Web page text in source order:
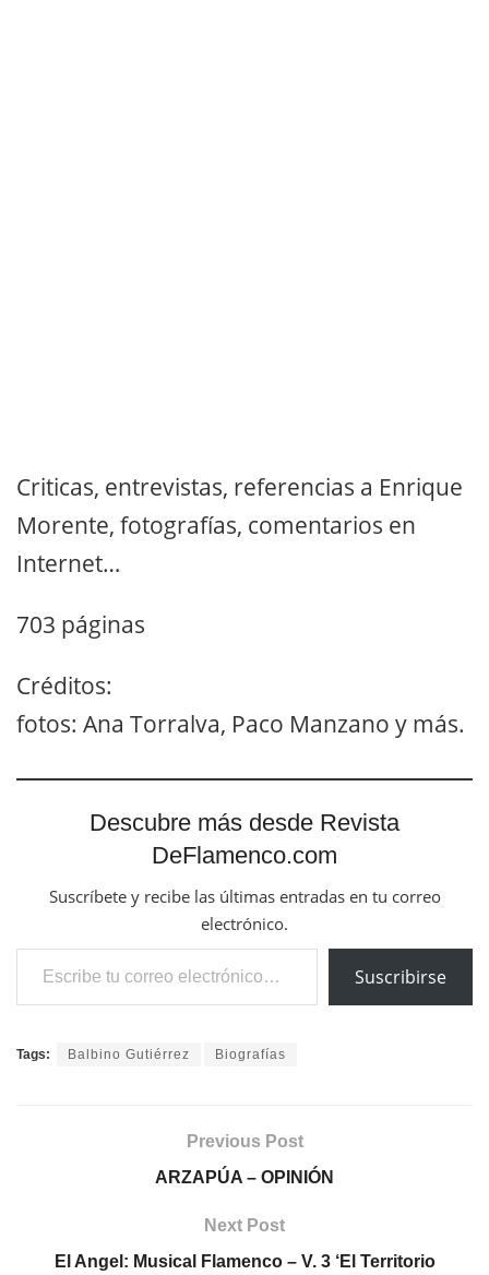
Criticas, entrevistas, referencias a Enrique
Morente, fotografías, comentarios en
Internet…
703 páginas
Créditos:
fotos: Ana Torralva, Paco Manzano y más.
Descubre más desde Revista
DeFlamenco.com
Suscríbete y recibe las últimas entradas en tu correo
electrónico.
Escribe tu correo electrónico…
Suscribirse
Tags: Balbino Gutiérrez Biografías
Previous Post
ARZAPÚA – OPINIÓN
Next Post
El Angel: Musical Flamenco – V. 3 ‘El Territorio